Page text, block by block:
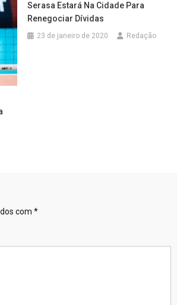
Serasa Estará Na Cidade Para
Renegociar Dívidas
23 de janeiro de 2020 Redação
com *